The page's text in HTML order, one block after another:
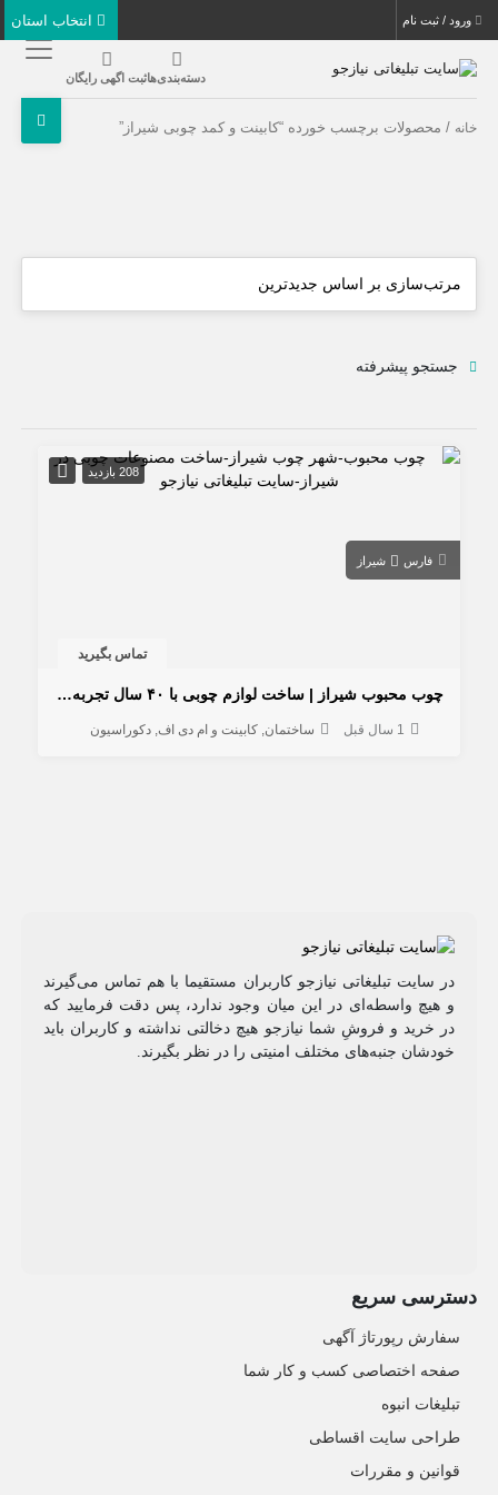
ورود / ثبت نام
دسته‌بندی‌هاثبت اگهی رایگان
خانه / محصولات برچسب خورده “کابینت و کمد چوبی شیراز”
جستجو پیشرفته
208 بازدید
فارس شیراز
تماس بگیرید
چوب محبوب شیراز | ساخت لوازم چوبی با ۴۰ سال تجربه استادکار دهقانی
1 سال قبل ساختمان کابینت و ام دی اف دکوراسیون
در سایت تبلیغاتی نیازجو کاربران مستقیما با هم تماس می‌گیرند
و هیچ واسطه‌ای در این میان وجود ندارد، پس دقت فرمایید که
در خرید و فروشِ شما نیازجو هیچ دخالتی نداشته و کاربران باید
خودشان جنبه‌های مختلف امنیتی را در نظر بگیرند.
دسترسی سریع
سفارش رپورتاژ آگهی
صفحه اختصاصی کسب و کار شما
تبلیغات انبوه
طراحی سایت اقساطی
قوانین و مقررات